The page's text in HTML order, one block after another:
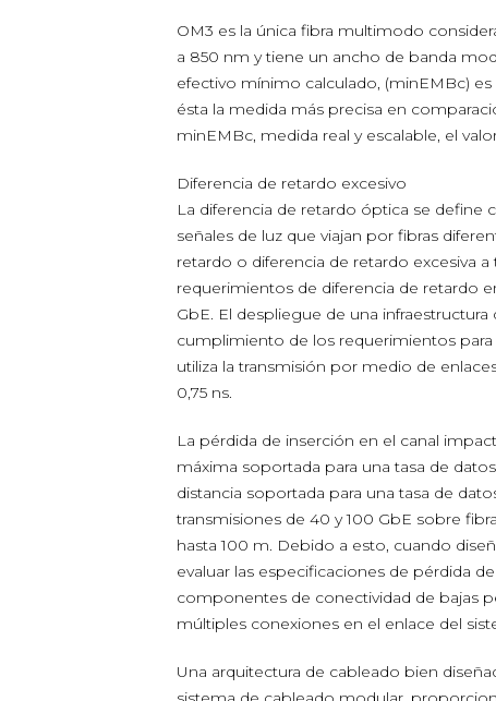
OM3 es la única fibra multimodo
a 850 nm y tiene un ancho de banda
efectivo mínimo calculado, (minEMBc)
ésta la medida más precisa en
minEMBc, medida real y escalable, el
Diferencia de retardo excesivo
La diferencia de retardo óptica se
señales de luz que viajan por fibras
retardo o diferencia de retardo excesiva
requerimientos de diferencia de retardo
GbE. El despliegue de una
cumplimiento de los requerimientos
utiliza la transmisión por medio de
0,75 ns.
La pérdida de inserción en el canal
máxima soportada para una tasa de
distancia soportada para una tasa de
transmisiones de 40 y 100 GbE sobre
hasta 100 m. Debido a esto, cuando
evaluar las especificaciones de pérdida
componentes de conectividad de bajas
múltiples conexiones en el enlace del
Una arquitectura de cableado bien